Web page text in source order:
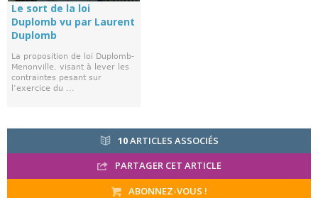
Le sort de la loi
Duplomb vu par Laurent
Duplomb
La proposition de loi Duplomb-
Menonville, visant à lever les
contraintes pesant sur
l’exercice du ...
10ARTICLES ASSOCIÉS
PARTAGER CET ARTICLE
ABONNEZ-VOUS !